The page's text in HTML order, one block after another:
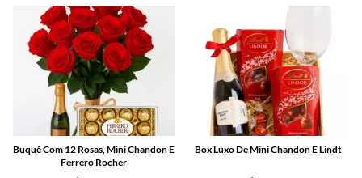
Buquê Com 12 Rosas, Mini Chandon E
Ferrero Rocher
Box Luxo De Mini Chandon E Lindt